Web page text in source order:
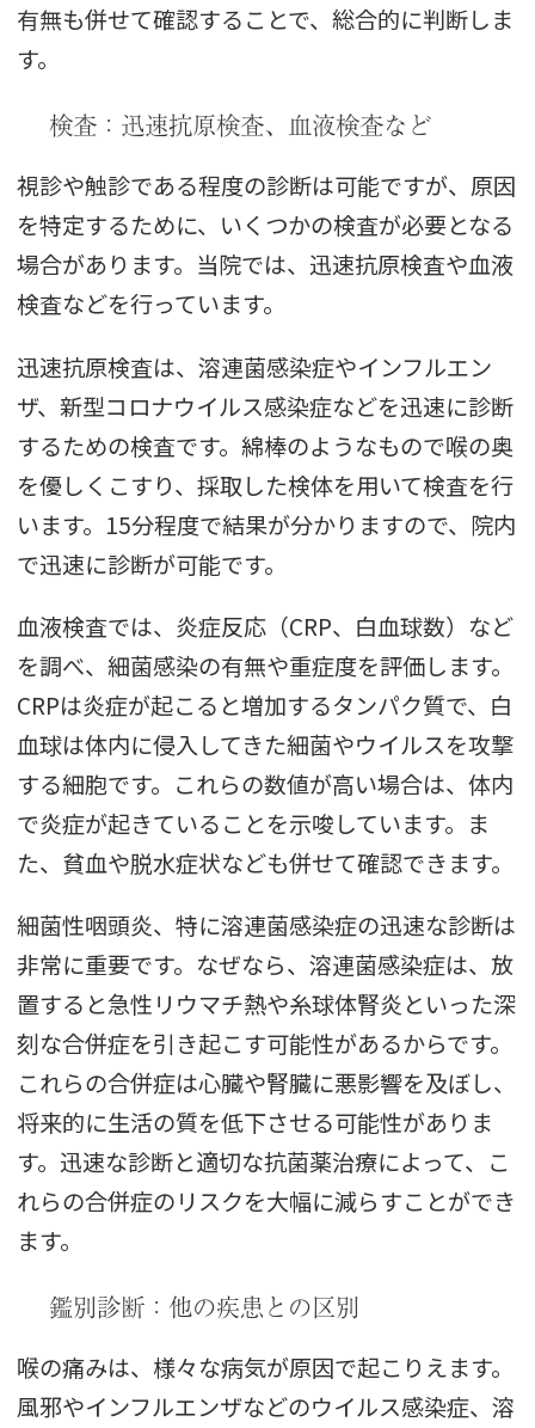
有無も併せて確認することで、総合的に判断しま
す。
検査：迅速抗原検査、血液検査など
視診や触診である程度の診断は可能ですが、原因
を特定するために、いくつかの検査が必要となる
場合があります。当院では、迅速抗原検査や血液
検査などを行っています。
迅速抗原検査は、溶連菌感染症やインフルエン
ザ、新型コロナウイルス感染症などを迅速に診断
するための検査です。綿棒のようなもので喉の奥
を優しくこすり、採取した検体を用いて検査を行
います。15分程度で結果が分かりますので、院内
で迅速に診断が可能です。
血液検査では、炎症反応（CRP、白血球数）など
を調べ、細菌感染の有無や重症度を評価します。
CRPは炎症が起こると増加するタンパク質で、白
血球は体内に侵入してきた細菌やウイルスを攻撃
する細胞です。これらの数値が高い場合は、体内
で炎症が起きていることを示唆しています。ま
た、貧血や脱水症状なども併せて確認できます。
細菌性咽頭炎、特に溶連菌感染症の迅速な診断は
非常に重要です。なぜなら、溶連菌感染症は、放
置すると急性リウマチ熱や糸球体腎炎といった深
刻な合併症を引き起こす可能性があるからです。
これらの合併症は心臓や腎臓に悪影響を及ぼし、
将来的に生活の質を低下させる可能性がありま
す。迅速な診断と適切な抗菌薬治療によって、こ
れらの合併症のリスクを大幅に減らすことができ
ます。
鑑別診断：他の疾患との区別
喉の痛みは、様々な病気が原因で起こりえます。
風邪やインフルエンザなどのウイルス感染症、溶